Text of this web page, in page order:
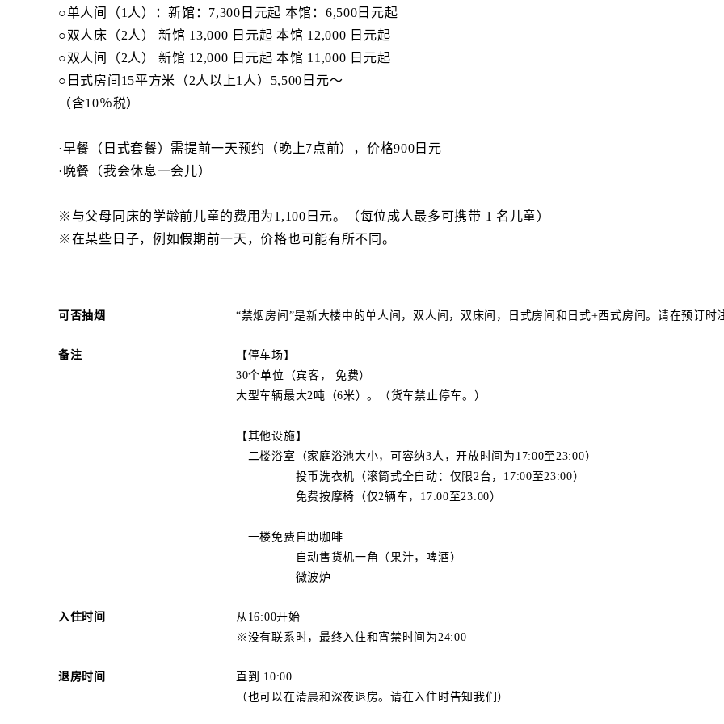
○单人间（1人）：新馆：7,300日元起 本馆：6,500日元起
○双人床（2人） 新馆 13,000 日元起 本馆 12,000 日元起
○双人间（2人） 新馆 12,000 日元起 本馆 11,000 日元起
○日式房间15平方米（2人以上1人）5,500日元～
（含10％税）
·早餐（日式套餐）需提前一天预约（晚上7点前），价格900日元
·晩餐（我会休息一会儿）
※与父母同床的学龄前儿童的费用为1,100日元。（每位成人最多可携带 1 名儿童）
※在某些日子，例如假期前一天，价格也可能有所不同。
可否抽烟 “禁烟房间”是新大楼中的单人间，双人间，双床间，日式房间和日式+西式房间。请在预订时
备注
【停车场】
30个单位（宾客， 免费）
大型车辆最大2吨（6米）。（货车禁止停车。）
【其他设施】
二楼浴室（家庭浴池大小，可容纳3人，开放时间为17:00至23:00）
投币洗衣机（滚筒式全自动：仅限2台，17:00至23:00）
免费按摩椅（仅2辆车，17:00至23:00）
一楼免费自助咖啡
自动售货机一角（果汁，啤酒）
微波炉
入住时间
从16:00开始
※没有联系时，最终入住和宵禁时间为24:00
退房时间
直到 10:00
（也可以在清晨和深夜退房。请在入住时告知我们）